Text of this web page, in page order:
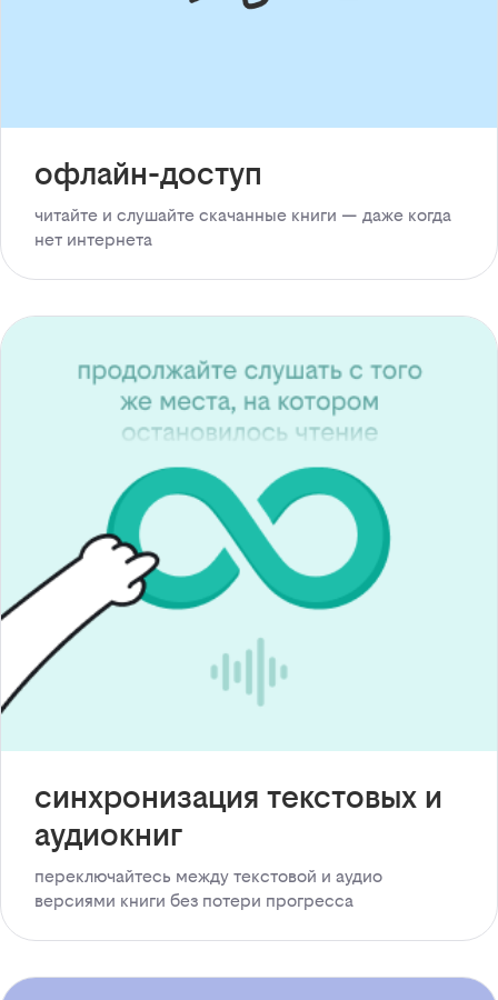
офлайн-доступ
читайте и слушайте скачанные книги — даже когда
нет интернета
синхронизация текстовых и
аудиокниг
переключайтесь между текстовой и аудио
версиями книги без потери прогресса